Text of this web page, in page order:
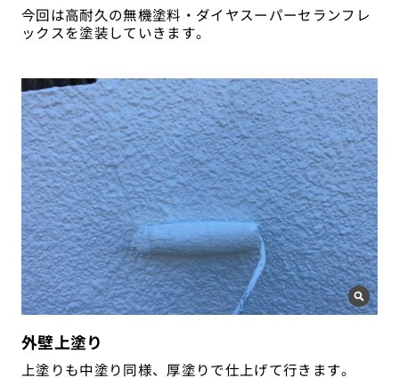
今回は高耐久の無機塗料・ダイヤスーパーセランフレ
ックスを塗装していきます。
外壁上塗り
上塗りも中塗り同様、厚塗りで仕上げて行きます。